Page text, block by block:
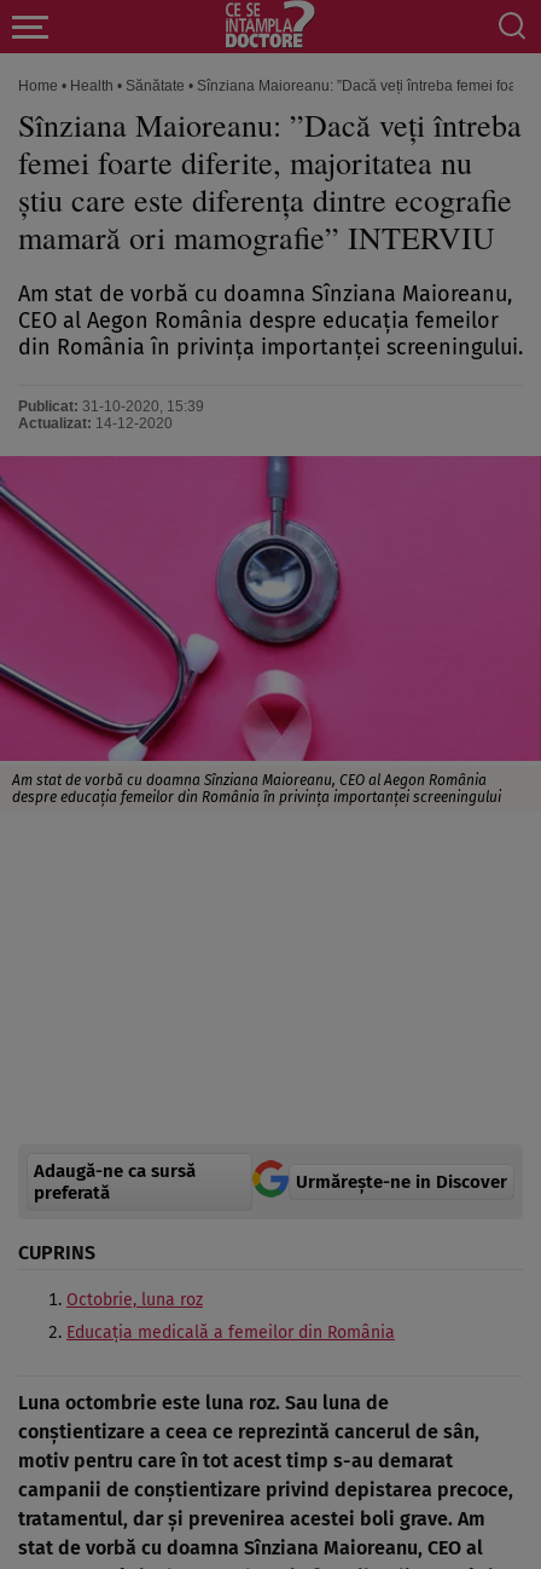
Home • Health • Sănătate • Sînziana Maioreanu: ”Dacă veți întreba femei
Sînziana Maioreanu: ”Dacă veți întreba
femei foarte diferite, majoritatea nu
știu care este diferența dintre ecografie
mamară ori mamografie” INTERVIU
Am stat de vorbă cu doamna Sînziana Maioreanu,
CEO al Aegon România despre educația femeilor
din România în privința importanței screeningului.
Publicat: 31-10-2020, 15:39
Actualizat: 14-12-2020
Am stat de vorbă cu doamna Sînziana Maioreanu, CEO al Aegon România
despre educația femeilor din România în privința importanței screeningului
Adaugă-ne ca sursă
preferată
Urmărește-ne in Discover
CUPRINS
Octobrie, luna roz
Educația medicală a femeilor din România
Luna octombrie este luna roz. Sau luna de
conștientizare a ceea ce reprezintă cancerul de sân,
motiv pentru care în tot acest timp s-au demarat
campanii de conștientizare privind depistarea precoce,
tratamentul, dar și prevenirea acestei boli grave. Am
stat de vorbă cu doamna Sînziana Maioreanu, CEO al